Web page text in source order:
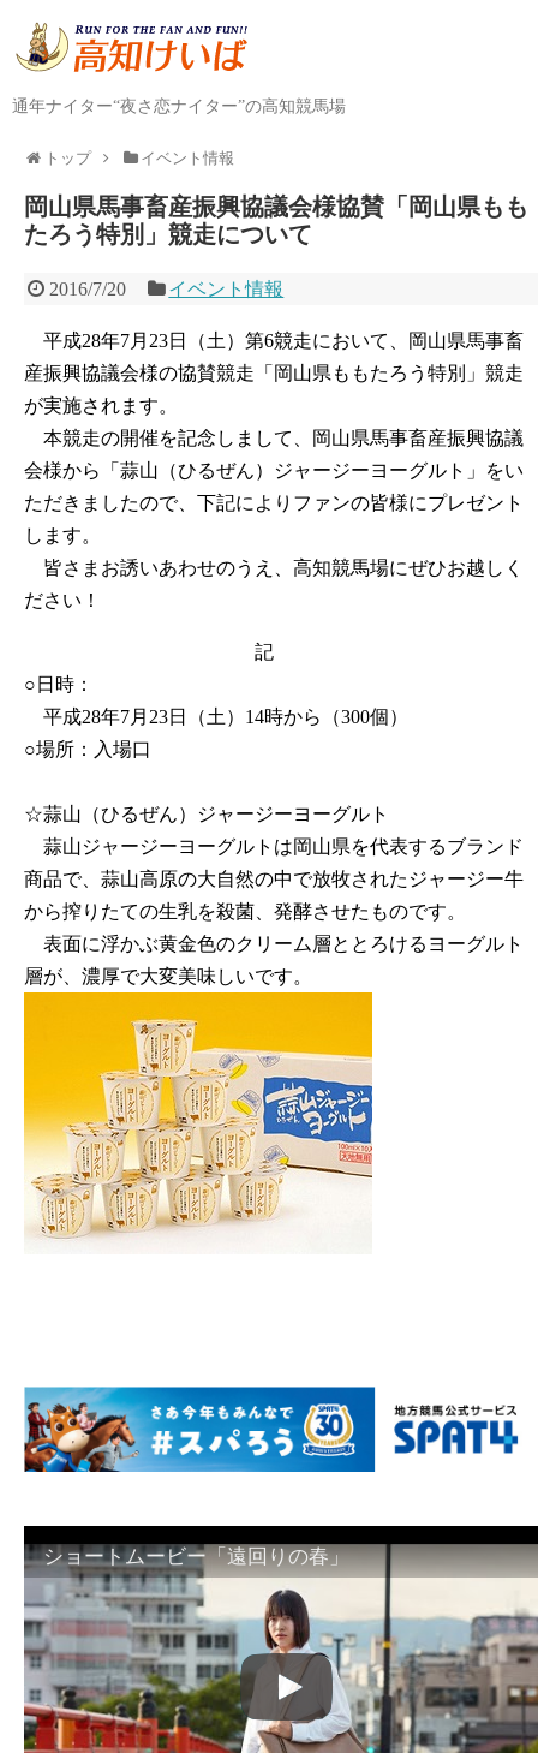
通年ナイター“夜さ恋ナイター”の高知競馬場
トップ イベント情報
岡山県馬事畜産振興協議会様協賛「岡山県もも
たろう特別」競走について
2016/7/20 イベント情報
平成28年7月23日（土）第6競走において、岡山県馬事畜
産振興協議会様の協賛競走「岡山県ももたろう特別」競走
が実施されます。
本競走の開催を記念しまして、岡山県馬事畜産振興協議
会様から「蒜山（ひるぜん）ジャージーヨーグルト」をい
ただきましたので、下記によりファンの皆様にプレゼント
します。
皆さまお誘いあわせのうえ、高知競馬場にぜひお越しく
ださい！
記
○日時：
平成28年7月23日（土）14時から（300個）
○場所：入場口
☆蒜山（ひるぜん）ジャージーヨーグルト
蒜山ジャージーヨーグルトは岡山県を代表するブランド
商品で、蒜山高原の大自然の中で放牧されたジャージー牛
から搾りたての生乳を殺菌、発酵させたものです。
表面に浮かぶ黄金色のクリーム層ととろけるヨーグルト
層が、濃厚で大変美味しいです。
ショートムービー「遠回りの春」